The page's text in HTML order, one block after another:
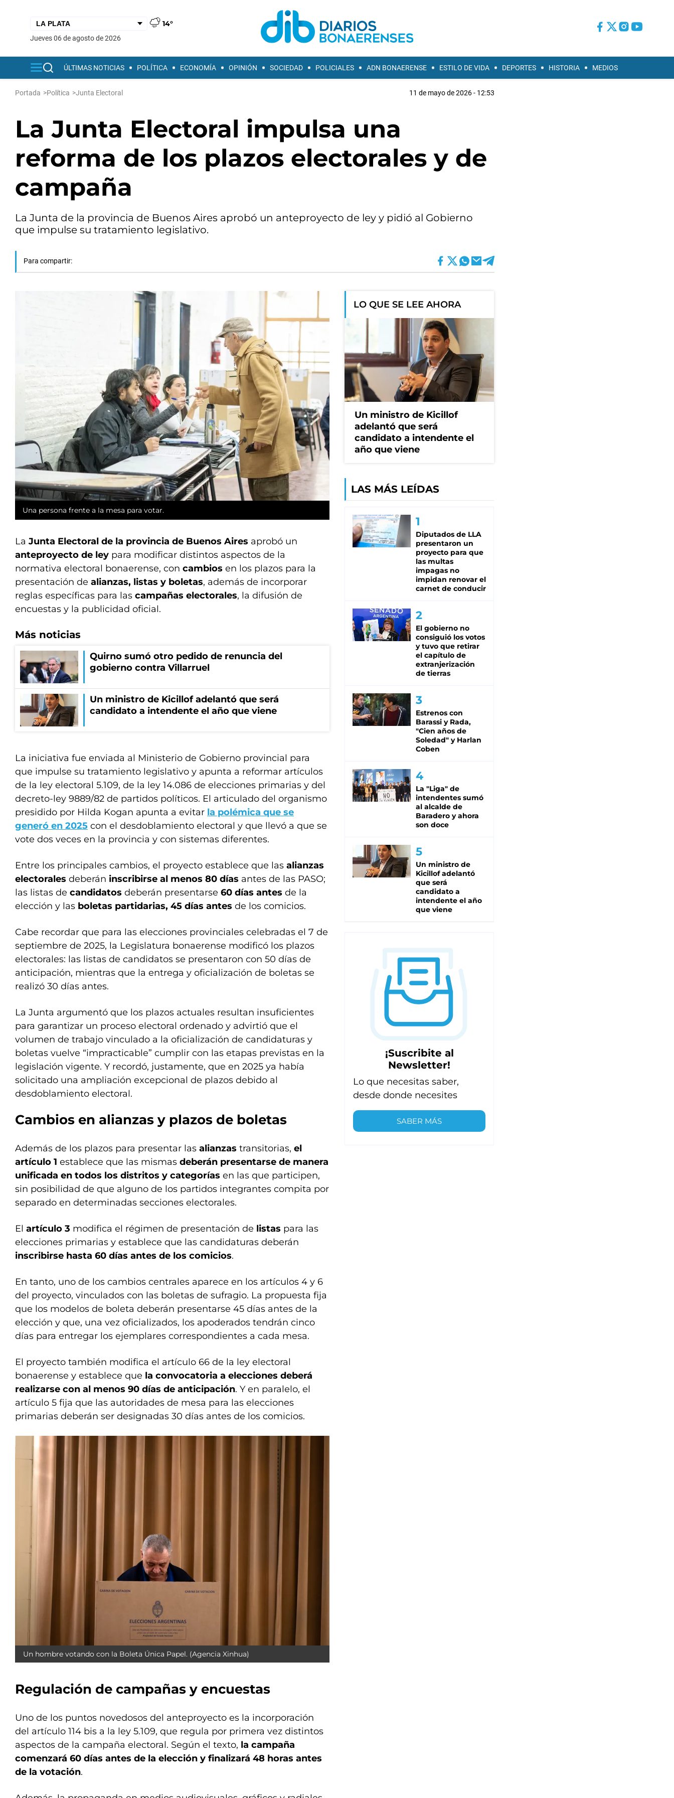
14°
jueves 06 de agosto de 2026
ÚLTIMAS NOTICIAS POLÍTICA ECONOMÍA OPINIÓN SOCIEDAD POLICIALES ADN BONAERENSE ESTILO DE VIDA DEPORTES HISTORIA MEDIOS
Portada >Política >Junta Electoral 11 de mayo de 2026 - 12:53
La Junta Electoral impulsa una
reforma de los plazos electorales y de
campaña
La Junta de la provincia de Buenos Aires aprobó un anteproyecto de ley y pidió al Gobierno
que impulse su tratamiento legislativo.
Para compartir:
Una persona frente a la mesa para votar.
La Junta Electoral de la provincia de Buenos Aires aprobó un
anteproyecto de ley para modificar distintos aspectos de la
normativa electoral bonaerense, con cambios en los plazos para la
presentación de alianzas, listas y boletas, además de incorporar
reglas específicas para las campañas electorales, la difusión de
encuestas y la publicidad oficial.
Más noticias
Quirno sumó otro pedido de renuncia del
gobierno contra Villarruel
Un ministro de Kicillof adelantó que será
candidato a intendente el año que viene
La iniciativa fue enviada al Ministerio de Gobierno provincial para
que impulse su tratamiento legislativo y apunta a reformar artículos
de la ley electoral 5.109, de la ley 14.086 de elecciones primarias y del
decreto-ley 9889/82 de partidos políticos. El articulado del organismo
presidido por Hilda Kogan apunta a evitar la polémica que se
generó en 2025 con el desdoblamiento electoral y que llevó a que se
vote dos veces en la provincia y con sistemas diferentes.
Entre los principales cambios, el proyecto establece que las alianzas
electorales deberán inscribirse al menos 80 días antes de las PASO;
las listas de candidatos deberán presentarse 60 días antes de la
elección y las boletas partidarias, 45 días antes de los comicios.
Cabe recordar que para las elecciones provinciales celebradas el 7 de
septiembre de 2025, la Legislatura bonaerense modificó los plazos
electorales: las listas de candidatos se presentaron con 50 días de
anticipación, mientras que la entrega y oficialización de boletas se
realizó 30 días antes.
La Junta argumentó que los plazos actuales resultan insuficientes
para garantizar un proceso electoral ordenado y advirtió que el
volumen de trabajo vinculado a la oficialización de candidaturas y
boletas vuelve “impracticable” cumplir con las etapas previstas en la
legislación vigente. Y recordó, justamente, que en 2025 ya había
solicitado una ampliación excepcional de plazos debido al
desdoblamiento electoral.
Cambios en alianzas y plazos de boletas
Además de los plazos para presentar las alianzas transitorias, el
artículo 1 establece que las mismas deberán presentarse de manera
unificada en todos los distritos y categorías en las que participen,
sin posibilidad de que alguno de los partidos integrantes compita por
separado en determinadas secciones electorales.
El artículo 3 modifica el régimen de presentación de listas para las
elecciones primarias y establece que las candidaturas deberán
inscribirse hasta 60 días antes de los comicios.
En tanto, uno de los cambios centrales aparece en los artículos 4 y 6
del proyecto, vinculados con las boletas de sufragio. La propuesta fija
que los modelos de boleta deberán presentarse 45 días antes de la
elección y que, una vez oficializados, los apoderados tendrán cinco
días para entregar los ejemplares correspondientes a cada mesa.
El proyecto también modifica el artículo 66 de la ley electoral
bonaerense y establece que la convocatoria a elecciones deberá
realizarse con al menos 90 días de anticipación. Y en paralelo, el
artículo 5 fija que las autoridades de mesa para las elecciones
primarias deberán ser designadas 30 días antes de los comicios.
Un hombre votando con la Boleta Única Papel. (Agencia Xinhua)
Regulación de campañas y encuestas
Uno de los puntos novedosos del anteproyecto es la incorporación
del artículo 114 bis a la ley 5.109, que regula por primera vez distintos
aspectos de la campaña electoral. Según el texto, la campaña
comenzará 60 días antes de la elección y finalizará 48 horas antes
de la votación.
LO QUE SE LEE AHORA
Un ministro de Kicillof
adelantó que será
candidato a intendente el
año que viene
LAS MÁS LEÍDAS
Diputados de LLA
presentaron un
proyecto para que
las multas
impagas no
impidan renovar el
carnet de conducir
El gobierno no
consiguió los votos
y tuvo que retirar
el capítulo de
extranjerización
de tierras
Estrenos con
Barassi y Rada,
"Cien años de
Soledad" y Harlan
Coben
La "Liga" de
intendentes sumó
al alcalde de
Baradero y ahora
son doce
Un ministro de
Kicillof adelantó
que será
candidato a
intendente el año
que viene
¡Suscribite al
Newsletter!
Lo que necesitas saber,
desde donde necesites
SABER MÁS